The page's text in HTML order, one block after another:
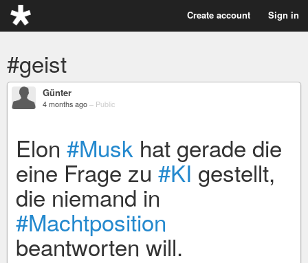
Create account Sign in
#geist
Günter
4 months ago – Public
Elon #Musk hat gerade die
eine Frage zu #KI gestellt,
die niemand in
#Machtposition
beantworten will.